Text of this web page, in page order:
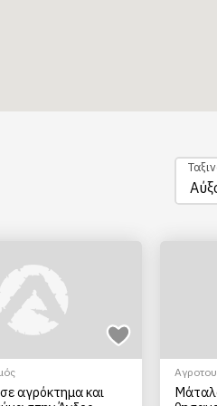
αγρόκτημα και